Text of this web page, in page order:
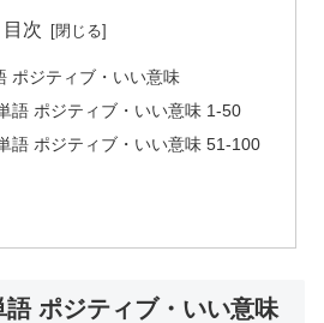
目次
ポジティブ・いい意味
語 ポジティブ・いい意味 1-50
語 ポジティブ・いい意味 51-100
ポジティブ・いい意味